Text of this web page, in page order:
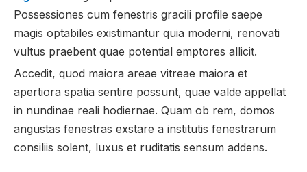
Possessiones cum fenestris gracili profile saepe
magis optabiles existimantur quia moderni, renovati
vultus praebent quae potential emptores allicit.
Accedit, quod maiora areae vitreae maiora et
apertiora spatia sentire possunt, quae valde appellat
in nundinae reali hodiernae. Quam ob rem, domos
angustas fenestras exstare a institutis fenestrarum
consiliis solent, luxus et ruditatis sensum addens.